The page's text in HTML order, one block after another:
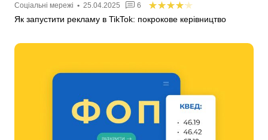
Соціальні мережі • 25.04.2025 6
Як запустити рекламу в TikTok: покрокове керівництво